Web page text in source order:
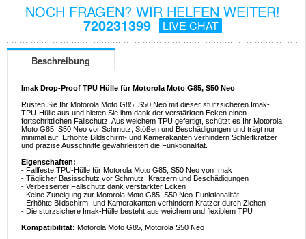
NOCH FRAGEN? WIR HELFEN WEITER!
720231399 LIVE CHAT
Beschreibung
Imak Drop-Proof TPU Hülle für Motorola Moto G85, S50 Neo
Rüsten Sie Ihr Motorola Moto G85, S50 Neo mit dieser sturzsicheren Imak-
TPU-Hülle aus und bieten Sie ihm dank der verstärkten Ecken einen
fortschrittlichen Fallschutz. Aus weichem TPU gefertigt, schützt es Ihr Motorola
Moto G85, S50 Neo vor Schmutz, Stößen und Beschädigungen und trägt nur
minimal auf. Erhöhte Bildschirm- und Kamerakanten verhindern Schleifkratzer
und präzise Ausschnitte gewährleisten die Funktionalität.
Eigenschaften:
- Fallfeste TPU-Hülle für Motorola Moto G85, S50 Neo von Imak
- Täglicher Basisschutz vor Schmutz, Kratzern und Beschädigungen
- Verbesserter Fallschutz dank verstärkter Ecken
- Keine Zuneigung zur Motorola Moto G85, S50 Neo-Funktionalität
- Erhöhte Bildschirm- und Kamerakanten verhindern Kratzer durch Ziehen
- Die sturzsichere Imak-Hülle besteht aus weichem und flexiblem TPU
Kompatibilität: Motorola Moto G85, Motorola S50 Neo